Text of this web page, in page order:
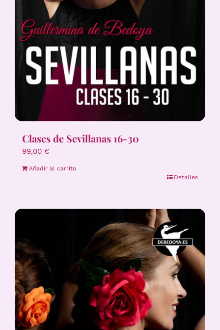
Clases de Sevillanas 16-30
99,00 €
Añadir al carrito
Detalles